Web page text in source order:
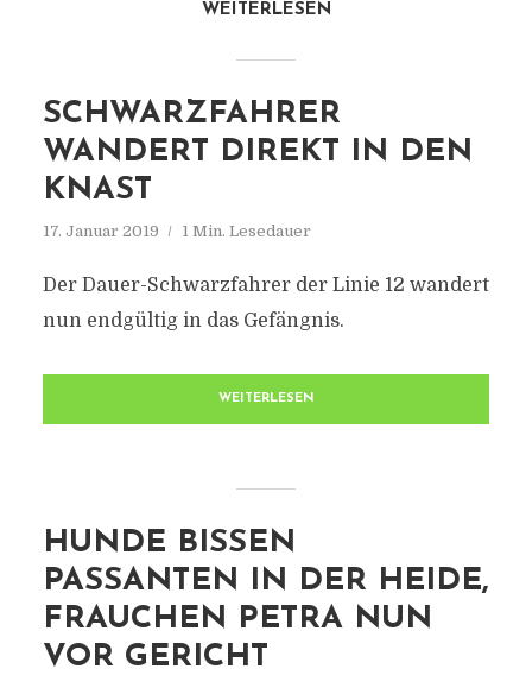
WEITERLESEN
SCHWARZFAHRER
WANDERT DIREKT IN DEN
KNAST
17. Januar 2019 1 Min. Lesedauer
Der Dauer-Schwarzfahrer der Linie 12 wandert
nun endgültig in das Gefängnis.
WEITERLESEN
HUNDE BISSEN
PASSANTEN IN DER HEIDE,
FRAUCHEN PETRA NUN
VOR GERICHT